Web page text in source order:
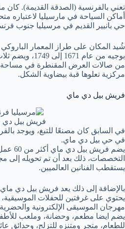
تعني بالفرنسية (الصدقة القديمة).
أماكن السياحة في مارسيليا
حي بانيير القديم في مرسيليا جنوب
شُيد المكان على طراز المعمار
بوجيه من عام
من صالات العرض المقنطرة في مساحة
مركزية تعلوها قبة بيضاوية الشكل.
فريش بيل دي ماي
فريش بيل دي
في السابق كان مصنعًا للتبغ، ويوجد
في حي بيل دي ماي.
يضم
يستقطب الفنانين العالميين.
بالإضافة إلى ذلك يعد فريش بيل دي
يحتوي على غرفتين للحفلات
مهرجان الموسيقى الإلكترونية
يضم ايضا مطعم، وحضانة، وملعب
للطعام، متجر ومتنزه للتزلج، وحدائق